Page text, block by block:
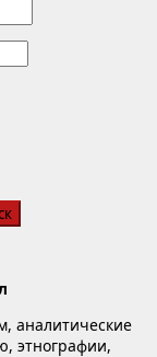
аналитические
этнографии,